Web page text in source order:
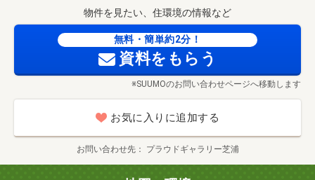
タイプ
A27r
間取り
3LDK+N+2WIC
専有面積
85.06m 2
価格 価格未定
物件を見たい、住環境の情報など
無料・簡単約2分！
資料をもらう
※SUUMOのお問い合わせページへ移動します
お気に入りに追加する
お問い合わせ先 プラウドギャラリー芝浦